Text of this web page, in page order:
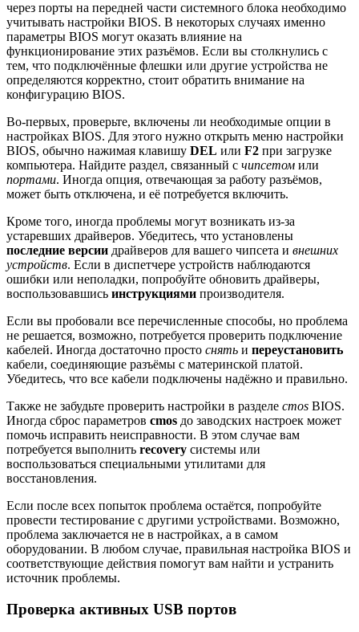
через порты на передней части системного блока необходимо
учитывать настройки BIOS. В некоторых случаях именно
параметры BIOS могут оказать влияние на
функционирование этих разъёмов. Если вы столкнулись с
тем, что подключённые флешки или другие устройства не
определяются корректно, стоит обратить внимание на
конфигурацию BIOS.
Во-первых, проверьте, включены ли необходимые опции в
настройках BIOS. Для этого нужно открыть меню настройки
BIOS, обычно нажимая клавишу DEL или F2 при загрузке
компьютера. Найдите раздел, связанный с чипсетом или
портами. Иногда опция, отвечающая за работу разъёмов,
может быть отключена, и её потребуется включить.
Кроме того, иногда проблемы могут возникать из-за
устаревших драйверов. Убедитесь, что установлены
последние версии драйверов для вашего чипсета и внешних
устройств. Если в диспетчере устройств наблюдаются
ошибки или неполадки, попробуйте обновить драйверы,
воспользовавшись инструкциями производителя.
Если вы пробовали все перечисленные способы, но проблема
не решается, возможно, потребуется проверить подключение
кабелей. Иногда достаточно просто снять и переустановить
кабели, соединяющие разъёмы с материнской платой.
Убедитесь, что все кабели подключены надёжно и правильно.
Также не забудьте проверить настройки в разделе cmos BIOS.
Иногда сброс параметров cmos до заводских настроек может
помочь исправить неисправности. В этом случае вам
потребуется выполнить recovery системы или
воспользоваться специальными утилитами для
восстановления.
Если после всех попыток проблема остаётся, попробуйте
провести тестирование с другими устройствами. Возможно,
проблема заключается не в настройках, а в самом
оборудовании. В любом случае, правильная настройка BIOS и
соответствующие действия помогут вам найти и устранить
источник проблемы.
Проверка активных USB портов